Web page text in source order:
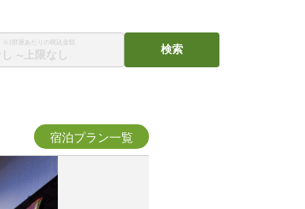
※1部屋あたりの税込金額
〜
検索
宿泊プラン一覧